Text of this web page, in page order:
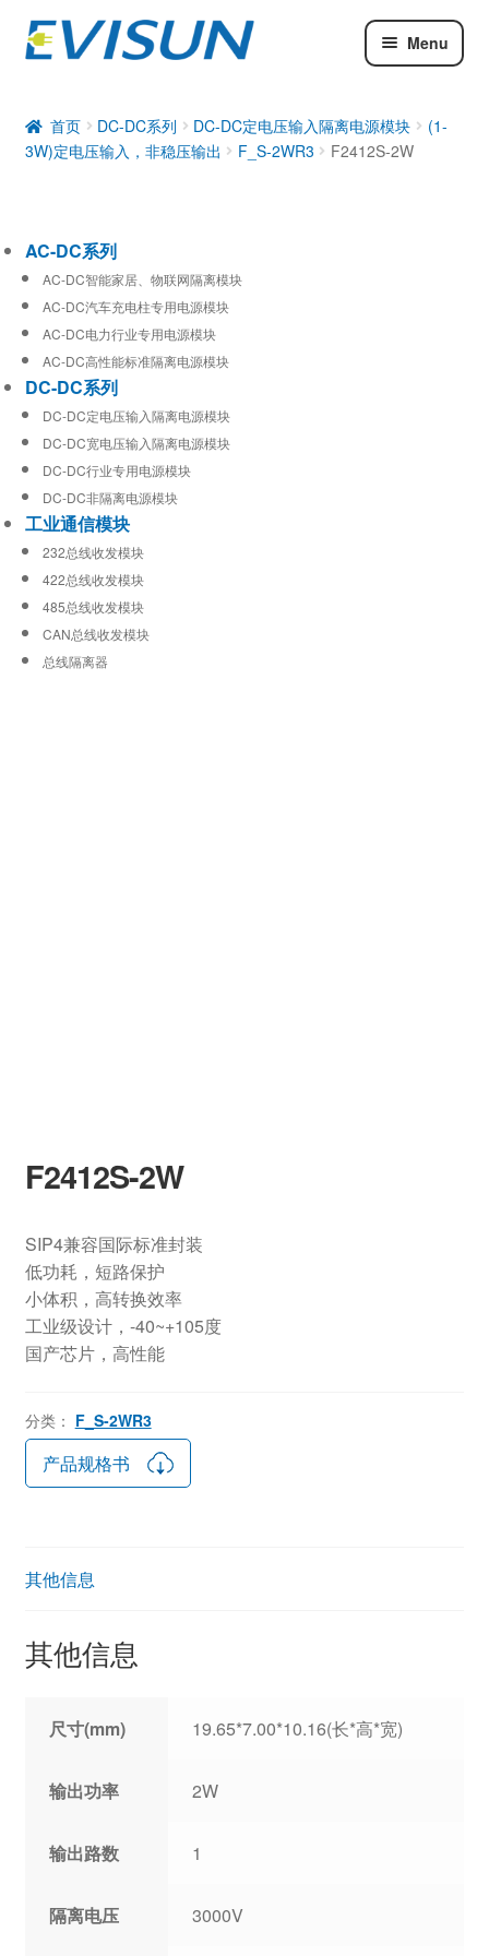
Menu
DC-DC系列
工业通信模块
首页 DC-DC系列 DC-DC定电压输入隔离电源模块
(1-
3W)定电压输入，非稳压输出
F_S-2WR3 F2412S-2W
F2412S-2W
SIP4兼容国际标准封装
低功耗，短路保护
小体积，高转换效率
工业级设计，-40~+105度
国产芯片，高性能
分类： F_S-2WR3
产品规格书
其他信息
其他信息
尺寸(mm) 19.65*7.00*10.16(长*高*宽)
输出功率 2W
输出路数 1
隔离电压 3000V
AC-DC系列
AC-DC智能家居、物联网隔离模块
AC-DC汽车充电柱专用电源模块
AC-DC电力行业专用电源模块
AC-DC高性能标准隔离电源模块
DC-DC系列
DC-DC定电压输入隔离电源模块
DC-DC宽电压输入隔离电源模块
DC-DC行业专用电源模块
DC-DC非隔离电源模块
工业通信模块
232总线收发模块
422总线收发模块
485总线收发模块
CAN总线收发模块
总线隔离器